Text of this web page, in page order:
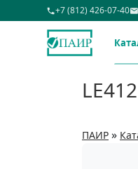
+7 (812) 426-07-40
ПАИР »